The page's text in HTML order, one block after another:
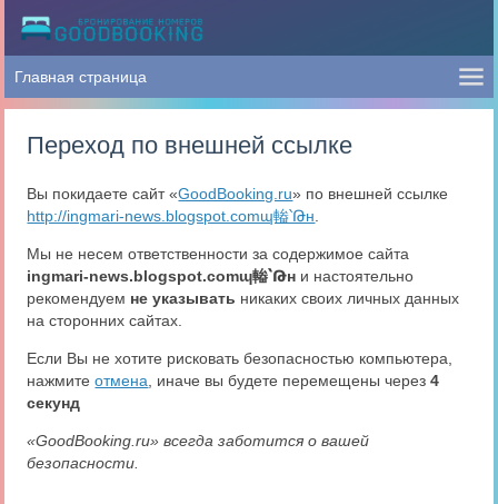
Переход по внешней ссылке
Вы покидаете сайт «GoodBooking.ru» по внешней ссылке
http://ingmari-news.blogspot.comɰ輽՝Թн
Мы не несем ответственности за содержимое сайта
ingmari-news.blogspot.comɰ輽՝Թн и настоятельно
рекомендуем не указывать никаких своих личных данных
на сторонних сайтах.
Если Вы не хотите рисковать безопасностью компьютера,
нажмитеотмена , иначе вы будете перемещены через4
секунд
«GoodBooking.ru» всегда заботится о вашей
безопасности.